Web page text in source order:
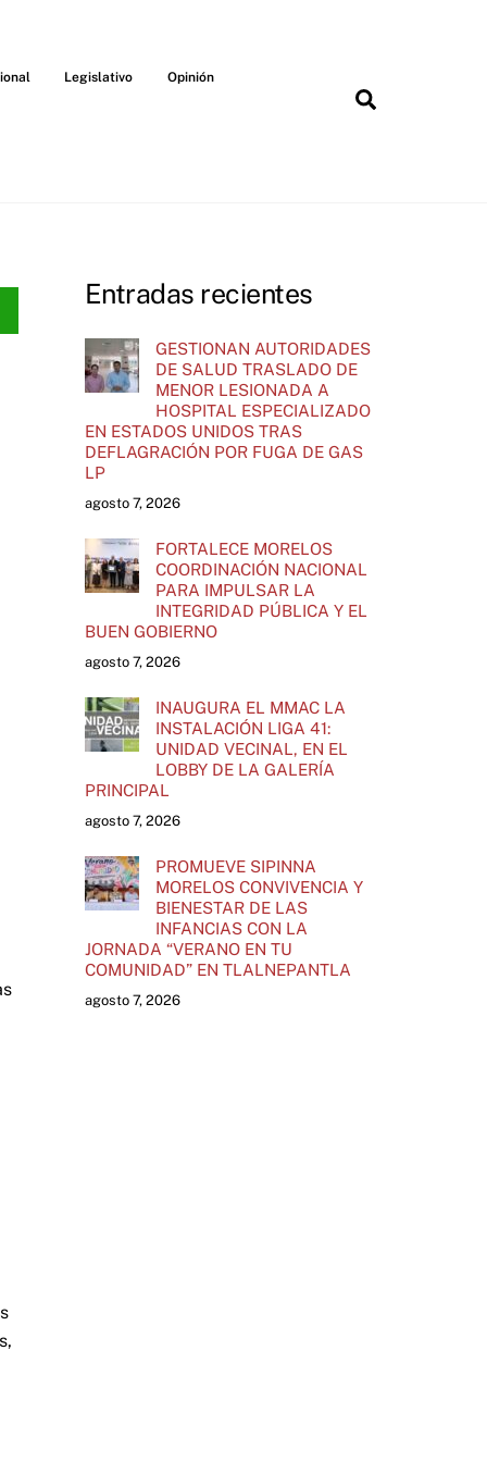
Legislativo Opinión
Entradas recientes
GESTIONAN AUTORIDADES
DE SALUD TRASLADO DE
MENOR LESIONADA A
HOSPITAL ESPECIALIZADO
EN ESTADOS UNIDOS TRAS
DEFLAGRACIÓN POR FUGA DE GAS
LP
agosto 7, 2026
FORTALECE MORELOS
COORDINACIÓN NACIONAL
PARA IMPULSAR LA
INTEGRIDAD PÚBLICA Y EL
BUEN GOBIERNO
agosto 7, 2026
INAUGURA EL MMAC LA
INSTALACIÓN LIGA 41:
UNIDAD VECINAL, EN EL
LOBBY DE LA GALERÍA
PRINCIPAL
agosto 7, 2026
PROMUEVE SIPINNA
MORELOS CONVIVENCIA Y
BIENESTAR DE LAS
INFANCIAS CON LA
JORNADA “VERANO EN TU
COMUNIDAD” EN TLALNEPANTLA
agosto 7, 2026